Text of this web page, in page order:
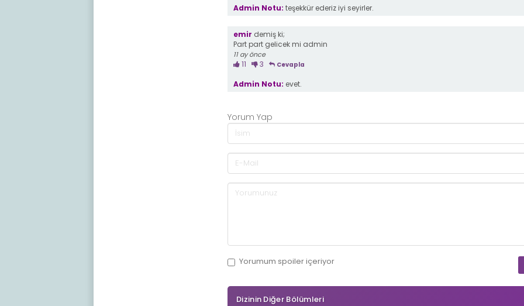
Admin Notu: teşekkür ederiz iyi seyirler.
emir demiş ki;
Part part gelicek mi admin
11 ay önce
11 3 Cevapla
Admin Notu: evet.
Yorum Yap
Yorumum spoileriçeriyor
Dizinin Diğer Bölümleri